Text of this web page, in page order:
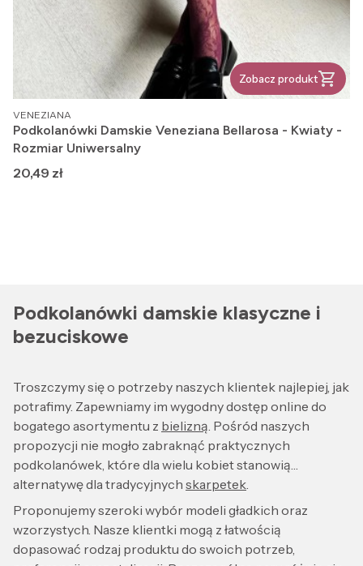
Zobacz produkt
PRODUCENT
VENEZIANA
Podkolanówki Damskie Veneziana Bellarosa - Kwiaty -
Rozmiar Uniwersalny
Cena
20,49 zł
Podkolanówki damskie klasyczne i
bezuciskowe
Troszczymy się o potrzeby naszych klientek najlepiej, jak
potrafimy. Zapewniamy im wygodny dostęp online do
bogatego asortymentu z bielizną . Pośród naszych
propozycji nie mogło zabraknąć praktycznych
podkolanówek, które dla wielu kobiet stanowią
alternatywę dla tradycyjnych skarpetek
Proponujemy szeroki wybór modeli gładkich oraz
wzorzystych. Nasze klientki mogą z łatwością
dopasować rodzaj produktu do swoich potrzeb,